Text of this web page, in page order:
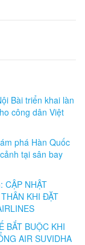
Bài triển khai làn
công dân Việt
phá Hàn Quốc
tại sân bay
CẬP NHẬT
KHI ĐẶT
BẮT BUỘC KHI
AIR SUVIDHA